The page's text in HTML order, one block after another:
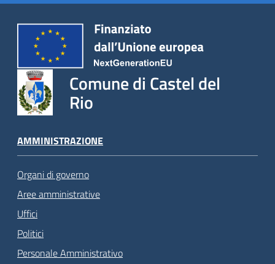
Comune di Castel del
Rio
AMMINISTRAZIONE
Organi di governo
Aree amministrative
Uffici
Politici
Personale Amministrativo